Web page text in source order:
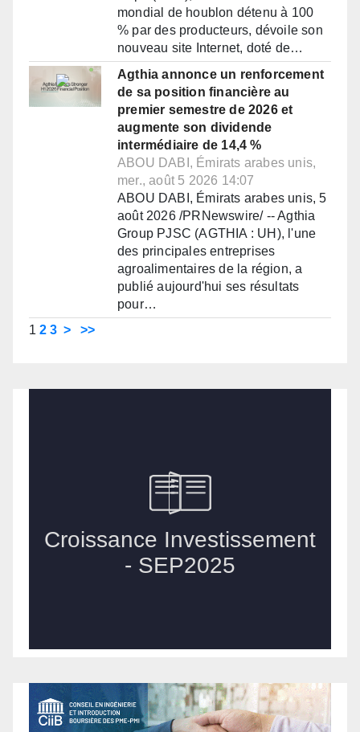
mondial de houblon détenu à 100
% par des producteurs, dévoile son
nouveau site Internet, doté de…
Agthia annonce un renforcement
de sa position financière au
premier semestre de 2026 et
augmente son dividende
intermédiaire de 14,4 %
ABOU DABI, Émirats arabes unis,
mer., août 5 2026 14:07
ABOU DABI, Émirats arabes unis, 5
août 2026 /PRNewswire/ -- Agthia
Group PJSC (AGTHIA : UH), l'une
des principales entreprises
agroalimentaires de la région, a
publié aujourd'hui ses résultats
pour…
1 2 3 > >>